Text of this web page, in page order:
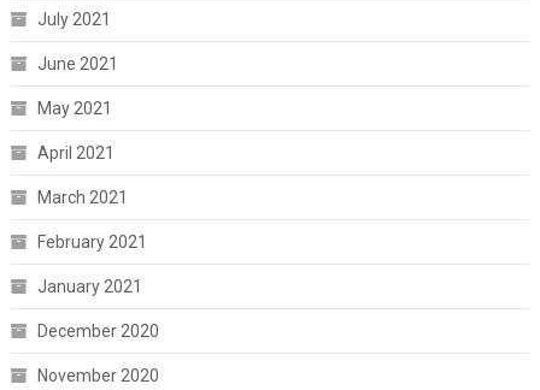
July 2021
June 2021
May 2021
April 2021
March 2021
February 2021
January 2021
December 2020
November 2020